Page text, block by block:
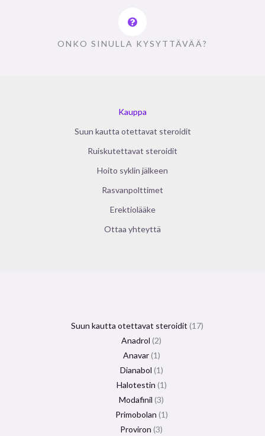
ONKO SINULLA KYSYTTÄVÄÄ?
Kauppa
Suun kautta otettavat steroidit
Ruiskutettavat steroidit
Hoito syklin jälkeen
Rasvanpolttimet
Erektiolääke
Ottaa yhteyttä
Suun kautta otettavat steroidit 17
Anadrol 2
Anavar 1
Dianabol 1
Halotestin 1
Modafinil 3
Primobolan 1
Proviron 3